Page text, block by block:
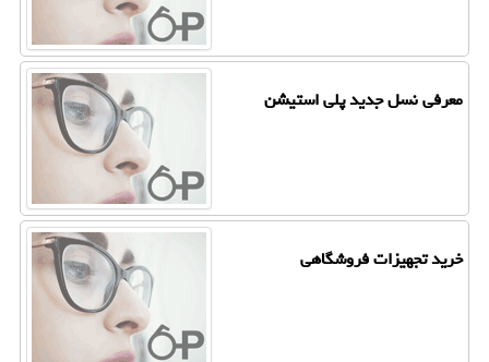
معرفی نسل جدید پلی استیشن
خرید تجهیزات فروشگاهی